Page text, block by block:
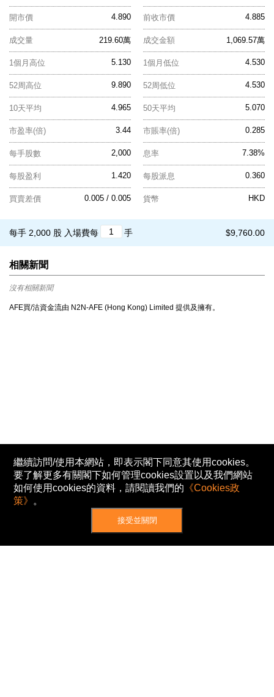
4.890
開市價 4.885
前收市價
219.60萬
成交量 1,069.57萬
成交金額
5.130
1個月高位 4.530
1個月低位
9.890
52周高位 4.530
52周低位
4.965
10天平均 5.070
50天平均
3.44
市盈率(倍) 0.285
市賬率(倍)
2,000
每手股數 7.38%
息率
1.420
每股盈利 0.360
每股派息
0.005 / 0.005
買賣差價 HKD
貨幣
$9,760.00
每手 2,000 股 入場費每 手
相關新聞
沒有相關新聞
AFE買/沽資金流由 N2N-AFE (Hong Kong) Limited 提供及擁有。
繼續訪問/使用本網站，即表示閣下同意其使用cookies。
要了解更多有關閣下如何管理cookies設置以及我們網站
如何使用cookies的資料，請閱讀我們的 《Cookies政
策》 。
接受並關閉